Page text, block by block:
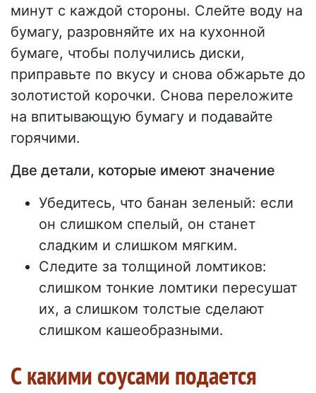
минут с каждой стороны. Слейте воду на
бумагу, разровняйте их на кухонной
бумаге, чтобы получились диски,
приправьте по вкусу и снова обжарьте до
золотистой корочки. Снова переложите
на впитывающую бумагу и подавайте
горячими.
Две детали, которые имеют значение
Убедитесь, что банан зеленый: если
он слишком спелый, он станет
сладким и слишком мягким.
Следите за толщиной ломтиков:
слишком тонкие ломтики пересушат
их, а слишком толстые сделают
слишком кашеобразными.
С какими соусами подается